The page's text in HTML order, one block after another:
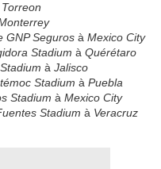
Torreon
GNP Seguros à Mexico City
Stadium à Quérétaro
à Jalisco
Stadium à Puebla
Stadium à Mexico City
Stadium à Veracruz